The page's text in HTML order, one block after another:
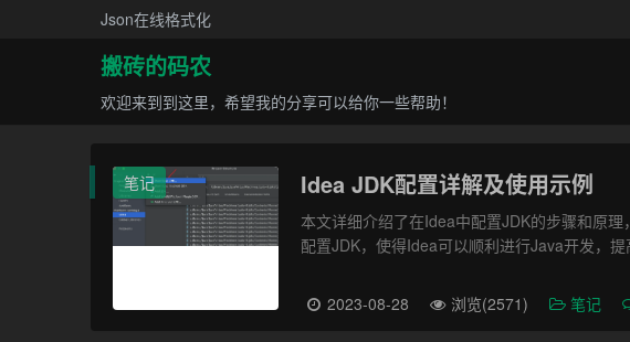
Json在线格式化
搬砖的码农
欢迎来到到这里，希望我的分享可以给你一些帮助！
笔记 Idea JDK配置详解及使用示例
本文详细介绍了在Idea中配置JDK的步骤和原
配置JDK，使得Idea可以顺利进行Java开发，提
2023-08-28 浏览(2571) 笔记